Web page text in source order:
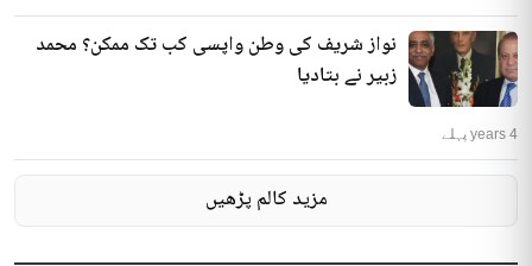
نواز شریف کی وطن واپسی کب تک ممکن؟ محمد
زبیر نے بتادیا
4 years پہلے
مزید کالم پڑھیں